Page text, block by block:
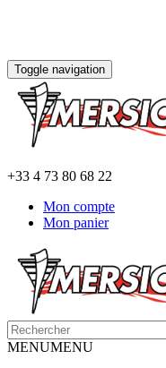
Toggle navigation
+33 4 73 80 68 22
Mon compte
Mon panier
MENUMENU